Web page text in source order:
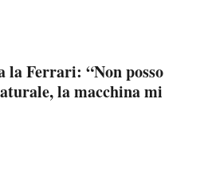
la Ferrari: “Non posso
la macchina mi